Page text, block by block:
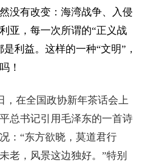
没有改变：海湾战争、入侵
亚，每一次所谓的“正义战
利益。这样的一种“文明”，
！
，在全国政协新年茶话会上
总书记引用毛泽东的一首诗
：“东方欲晓，莫道君行
老，风景这边独好。”特别